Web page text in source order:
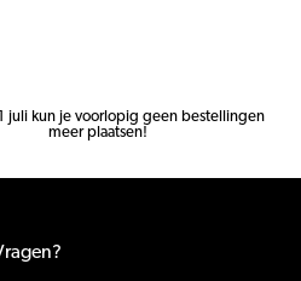
juli kun je voorlopig geen bestellingen
meer plaatsen!